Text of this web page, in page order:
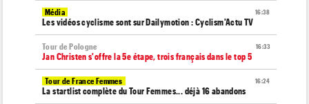
16:38
Média
Les vidéos cyclisme sont sur Dailymotion : Cyclism'Actu TV
16:33
Tour de Pologne
Jan Christen s'offre la 5e étape, trois français dans le top 5
16:24
Tour de France Femmes
La startlist complète du Tour Femmes... déjà 16 abandons